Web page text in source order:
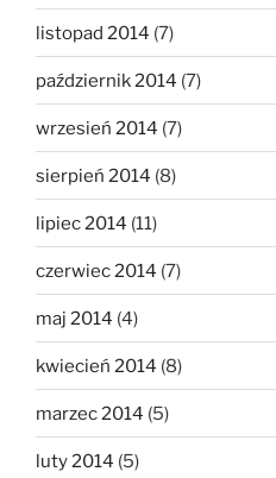
listopad 2014 (7)
październik 2014 (7)
wrzesień 2014 (7)
sierpień 2014 (8)
lipiec 2014 (11)
czerwiec 2014 (7)
maj 2014 (4)
kwiecień 2014 (8)
marzec 2014 (5)
luty 2014 (5)